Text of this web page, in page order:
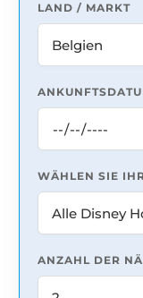
LAND / MARKT
WÄHLEN SIE
ANZAHL DER